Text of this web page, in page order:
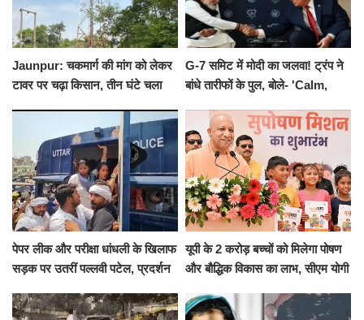
Jaunpur: चकमार्ग की मांग को लेकर
टावर पर चढ़ा किसान, तीन घंटे चला
G-7 समिट में मोदी का जलवा! ट्रंप ने
बांधे तारीफों के पुल, बोले- 'Calm,
पेपर लीक और परीक्षा धांधली के खिलाफ
सड़क पर उतरीं पल्लवी पटेल, प्रदर्शन
यूपी के 2 करोड़ बच्चों को मिलेगा पोषण
और बौद्धिक विकास का लाभ, सीएम योगी